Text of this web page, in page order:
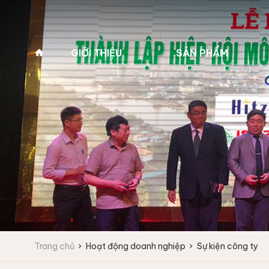
GIỚI THIỆU
Về Pan Trading
Lịch sử hình thành
Tầm nhìn - Sứ mệnh
Giá trị cốt lõi
Lĩnh vực kinh doanh
Vì sao chọn chúng tôi
SẢN PHẨM
MÁY GIẶT VẮT CÔNG
NGHIỆP
Máy giặt công nghiệp
Fagor
Máy giặt vắt tốc độ cao
Máy giặt vắt tốc độ trung bình
Máy giặt công nghiệp
IPSO
Máy giặt vắt tốc độ cao
MÁY GIẶT Y TẾ 2
(MÁY GIẶT BỆNH
Máy giặt y tế 2 cửa
Máy giặt y tế 2 cửa
Trang chủ Hoạt động doanh nghiệp Sự kiện công ty